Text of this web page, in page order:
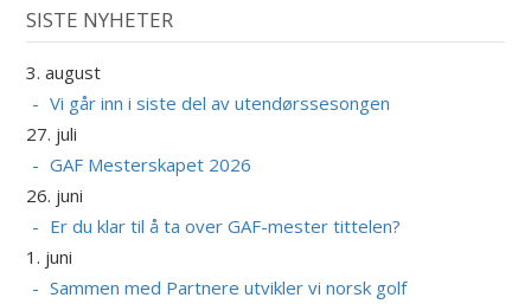
SISTE NYHETER
3. august
Vi går inn i siste del av utendørssesongen
27. juli
GAF Mesterskapet 2026
26. juni
Er du klar til å ta over GAF-mester tittelen?
1. juni
Sammen med Partnere utvikler vi norsk golf